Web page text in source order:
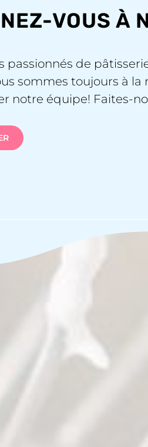
VOUS À
passionnés de
sommes toujours à
notre équipe! Faites-